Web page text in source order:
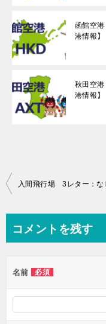
函館空
港情報】
秋田空
港情報】
投
ビ
ー
シ
ョ
コメントを残す
名前 必須